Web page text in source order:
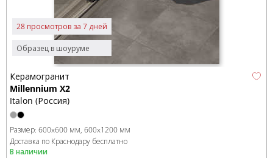
Образец в шоуруме
28 просмотров за 7 дней
Керамогранит
Millennium X2
Italon (Россия)
Размер: 600x600 мм 600x1200 мм
Доставка по Краснодару бесплатно
В наличии